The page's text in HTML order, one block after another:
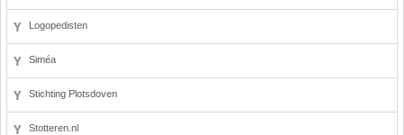
Logopedisten
Siméa
Stichting Plotsdoven
Stotteren.nl